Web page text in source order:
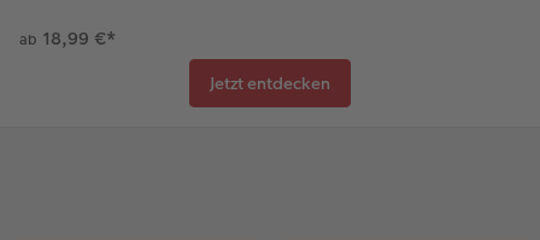
ab 18,99 €*
Jetzt entdecken